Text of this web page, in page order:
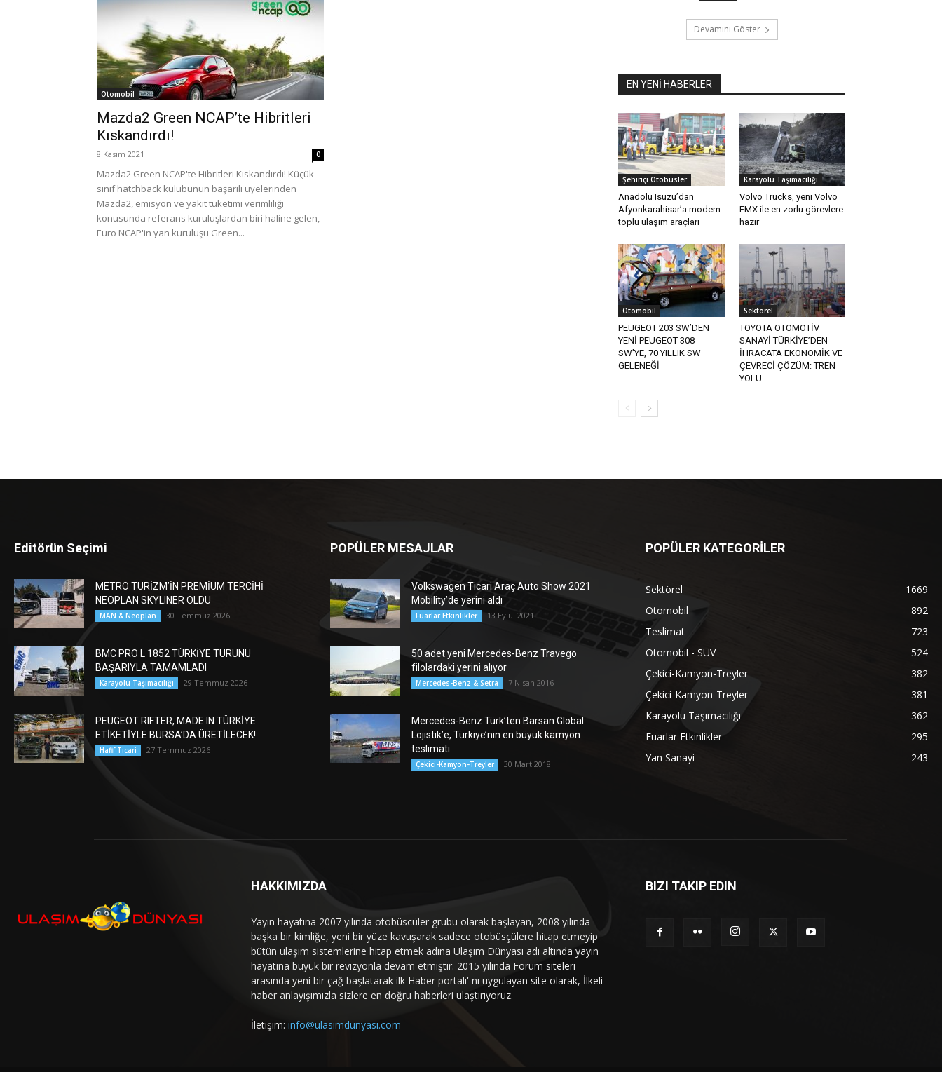
Otomobil
Mazda2 Green NCAP’te Hibritleri
Kıskandırdı!
8 Kasım 2021 0
Mazda2 Green NCAP'te Hibritleri Kıskandırdı! Küçük
sınıf hatchback kulübünün başarılı üyelerinden
Mazda2, emisyon ve yakıt tüketimi verimliliği
konusunda referans kuruluşlardan biri haline gelen,
Euro NCAP'in yan kuruluşu Green...
Devamını Göster
EN YENİ HABERLER
Şehiriçi Otobüsler
Anadolu Isuzu’dan
Afyonkarahisar’a modern
toplu ulaşım araçları
Karayolu Taşımacılığı
Volvo Trucks, yeni Volvo
FMX ile en zorlu görevlere
hazır
Otomobil
PEUGEOT 203 SW’DEN
YENİ PEUGEOT 308
SW’YE, 70 YILLIK SW
GELENEĞİ
Sektörel
TOYOTA OTOMOTİV
SANAYİ TÜRKİYE’DEN
İHRACATA EKONOMİK VE
ÇEVRECİ ÇÖZÜM: TREN
YOLU...
Editörün Seçimi
METRO TURİZM’İN PREMİUM TERCİHİ
NEOPLAN SKYLINER OLDU
MAN & Neoplan 30 Temmuz 2026
BMC PRO L 1852 TÜRKİYE TURUNU
BAŞARIYLA TAMAMLADI
Karayolu Taşımacılığı 29 Temmuz 2026
PEUGEOT RIFTER, MADE IN TÜRKİYE
ETİKETİYLE BURSA’DA ÜRETİLECEK!
Hafif Ticari 27 Temmuz 2026
POPÜLER MESAJLAR
Volkswagen Ticari Araç Auto Show 2021
Mobility’de yerini aldı
Fuarlar Etkinlikler 13 Eylül 2021
50 adet yeni Mercedes-Benz Travego
filolardaki yerini alıyor
Mercedes-Benz & Setra 7 Nisan 2016
Mercedes-Benz Türk’ten Barsan Global
Lojistik’e, Türkiye’nin en büyük kamyon
teslimatı
Çekici-Kamyon-Treyler 30 Mart 2018
POPÜLER KATEGORİLER
Sektörel
1669
Otomobil
892
Teslimat
723
Otomobil - SUV
524
Çekici-Kamyon-Treyler
382
Çekici-Kamyon-Treyler
381
Karayolu Taşımacılığı
362
Fuarlar Etkinlikler
295
Yan Sanayi
243
HAKKIMIZDA
Yayın hayatına 2007 yılında otobüscüler grubu olarak başlayan, 2008 yılında
başka bir kimliğe, yeni bir yüze kavuşarak sadece otobüsçülere hitap etmeyip
bütün ulaşım sistemlerine hitap etmek adına Ulaşım Dünyası adı altında yayın
hayatına büyük bir revizyonla devam etmiştir. 2015 yılında Forum siteleri
arasında yeni bir çağ başlatarak ilk Haber portalı' nı uygulayan site olarak, İlkeli
haber anlayışımızla sizlere en doğru haberleri ulaştırıyoruz.
İletişim: info@ulasimdunyasi.com
BIZI TAKIP EDIN